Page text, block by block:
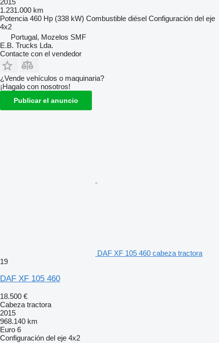
2015
1.231.000 km
Potencia 460 Hp (338 kW) Combustible diésel Configuración del eje
4x2
Portugal, Mozelos SMF
E.B. Trucks Lda.
Contacte con el vendedor
¿Vende vehículos o maquinaria?
¡Hagalo con nosotros!
Publicar el anuncio
DAF XF 105 460 cabeza tractora
19
DAF XF 105 460
18.500 €
Cabeza tractora
2015
968.140 km
Euro 6
Configuración del eje 4x2